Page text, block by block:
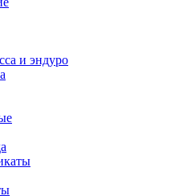
и эндуро